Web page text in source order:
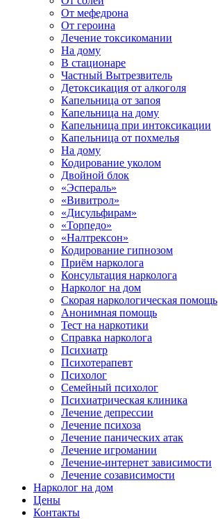
От мефедрона
От героина
Лечение токсикомании
На дому
В стационаре
Частный Вытрезвитель
Детоксикация от алкоголя
Капельница от запоя
Капельница на дому
Капельница при интоксикации
Капельница от похмелья
На дому
Кодирование уколом
Двойной блок
«Эспераль»
«Вивитрол»
«Дисульфирам»
«Торпедо»
«Налтрексон»
Кодирование гипнозом
Приём нарколога
Консультация нарколога
Нарколог на дом
Скорая наркологическая помощь
Анонимная помощь
Тест на наркотики
Справка нарколога
Психиатр
Психотерапевт
Психолог
Семейный психолог
Психиатрическая клиника
Лечение депрессии
Лечение психоза
Лечение панических атак
Лечение игромании
Лечение-интернет зависимости
Лечение созависимости
Нарколог на дом
Цены
Контакты